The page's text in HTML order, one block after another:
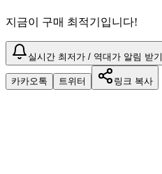
지금이 구매 최적기입니다!
실시간 최저가 / 역대가 알림 받기
카카오톡 트위터 링크 복사